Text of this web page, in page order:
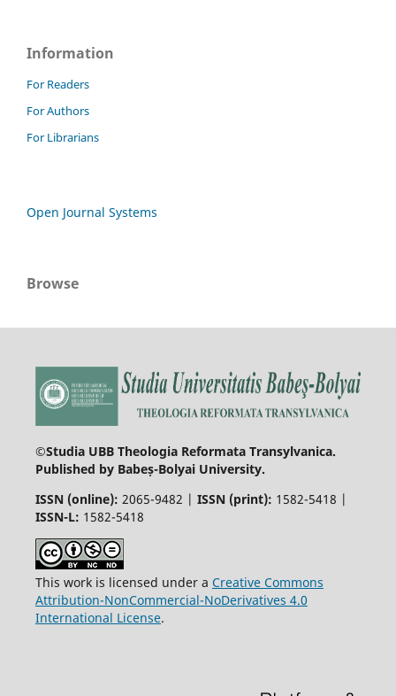
Information
For Readers
For Authors
For Librarians
Open Journal Systems
Browse
©Studia UBB Theologia Reformata Transylvanica.
Published by Babeș-Bolyai University.
ISSN (online): 2065-9482 | ISSN (print): 1582-5418 |
ISSN-L: 1582-5418
This work is licensed under a Creative Commons
Attribution-NonCommercial-NoDerivatives 4.0
International License.